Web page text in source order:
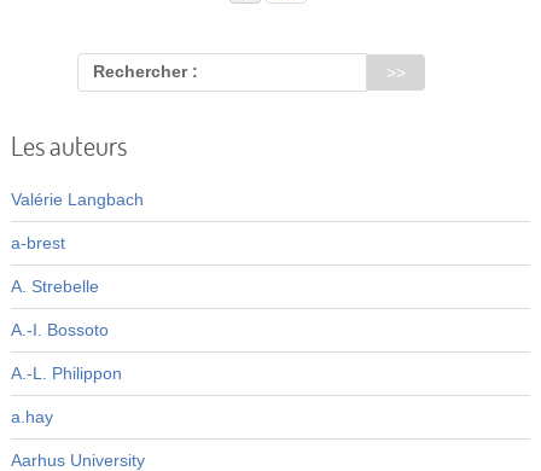
Rechercher :
Les auteurs
Valérie Langbach
a-brest
A. Strebelle
A.-I. Bossoto
A.-L. Philippon
a.hay
Aarhus University